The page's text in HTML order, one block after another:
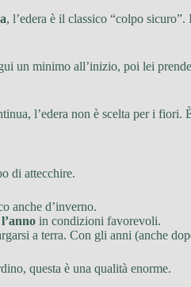
, l’edera è il classico “colpo
un minimo all’inizio, poi lei
l’edera non è scelta per i fiori.
di attecchire.
anche d’inverno.
in condizioni favorevoli.
a terra. Con gli anni (anche
questa è una qualità enorme.